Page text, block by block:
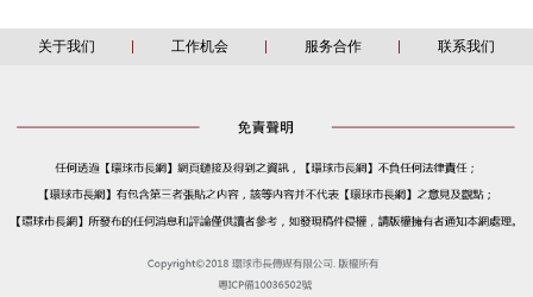
关于我们 工作机会 服务合作 联系我们